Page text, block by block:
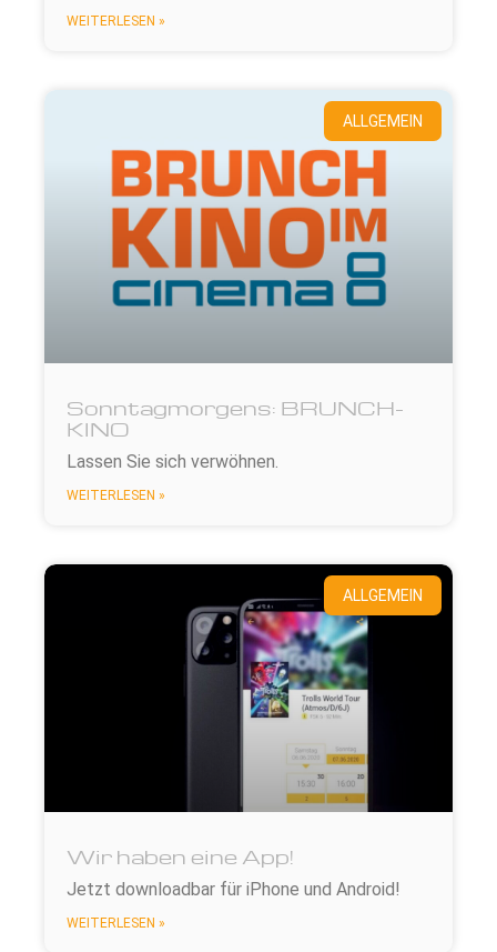
WEITERLESEN »
ALLGEMEIN
Sonntagmorgens: BRUNCH-
KINO
Lassen Sie sich verwöhnen.
WEITERLESEN »
ALLGEMEIN
Wir haben eine App!
Jetzt downloadbar für iPhone und Android!
WEITERLESEN »